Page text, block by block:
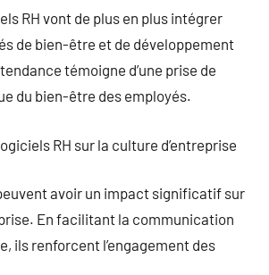
RH vont de plus en plus intégrer
de bien-être et de développement
témoigne d’une prise de
du bien-être des employés.
RH sur la culture d’entreprise
avoir un impact significatif sur
En facilitant la communication
ils renforcent l’engagement des